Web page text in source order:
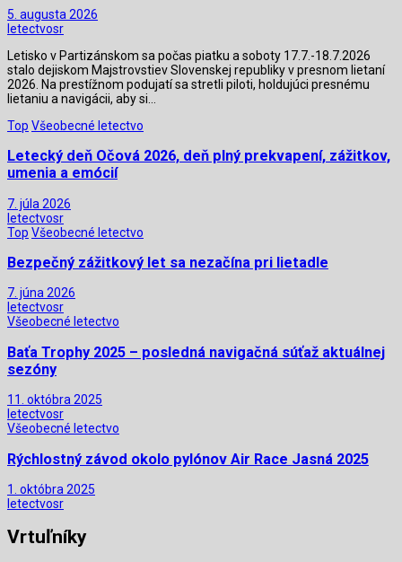
5. augusta 2026
letectvosr
Letisko v Partizánskom sa počas piatku a soboty 17.7.-18.7.2026
stalo dejiskom Majstrovstiev Slovenskej republiky v presnom lietaní
2026. Na prestížnom podujatí sa stretli piloti, holdujúci presnému
lietaniu a navigácii, aby si…
Top Všeobecné letectvo
Letecký deň Očová 2026, deň plný prekvapení, zážitkov,
umenia a emócií
7. júla 2026
letectvosr
Top Všeobecné letectvo
Bezpečný zážitkový let sa nezačína pri lietadle
7. júna 2026
letectvosr
Všeobecné letectvo
Baťa Trophy 2025 – posledná navigačná súťaž aktuálnej
sezóny
11. októbra 2025
letectvosr
Všeobecné letectvo
Rýchlostný závod okolo pylónov Air Race Jasná 2025
1. októbra 2025
letectvosr
Vrtuľníky